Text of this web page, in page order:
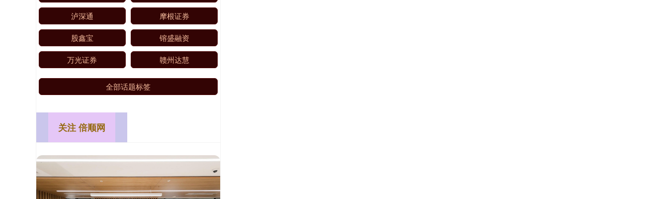
泸深通 摩根证券
股鑫宝 镕盛融资
万光证券 赣州达慧
全部话题标签
关注 倍顺网